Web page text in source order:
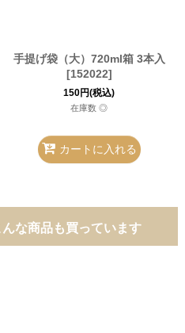
手提げ袋（大）720ml箱 3本入
[152022]
150円(税込)
在庫数 ◎
カートに入れる
な商品も買っています